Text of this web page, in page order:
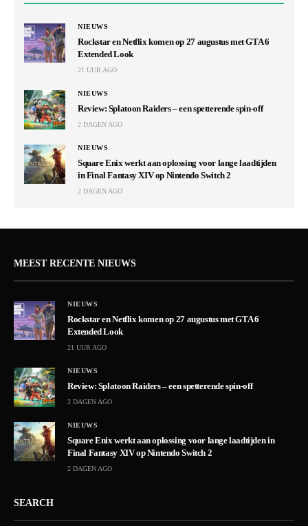
NIEUWS
Rockstar en Netflix komen op 27 augustus met GTA 6
Extended Look
21 UUR AGO
NIEUWS
Review: Splatoon Raiders – een spetterende spin-off
2 DAGEN AGO
NIEUWS
Square Enix werkt aan oplossing voor lange laadtijden
in Final Fantasy XIV op Nintendo Switch 2
2 DAGEN AGO
MEEST RECENTE NIEUWS
NIEUWS
Rockstar en Netflix komen op 27 augustus met GTA 6
Extended Look
21 UUR AGO
NIEUWS
Review: Splatoon Raiders – een spetterende spin-off
2 DAGEN AGO
NIEUWS
Square Enix werkt aan oplossing voor lange laadtijden in
Final Fantasy XIV op Nintendo Switch 2
2 DAGEN AGO
SEARCH